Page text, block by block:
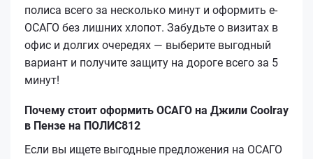
полиса всего за несколько минут и оформить е-
ОСАГО без лишних хлопот. Забудьте о визитах в
офис и долгих очередях — выберите выгодный
вариант и получите защиту на дороге всего за 5
минут!
Почему стоит оформить ОСАГО на Джили Coolray
в Пензе на ПОЛИС812
Если вы ищете выгодные предложения на ОСАГО